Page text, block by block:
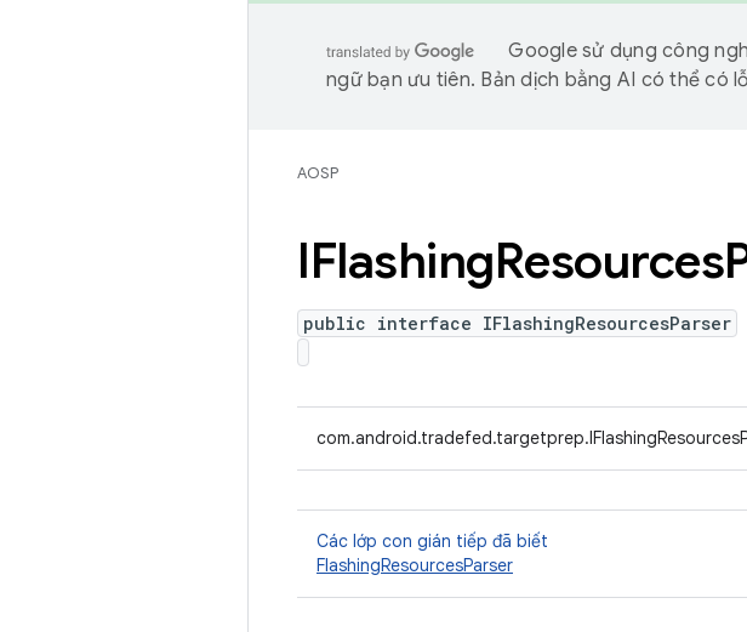
Google sử dụng công
ngữ bạn ưu tiên. Bản dịch bằng AI có thể có
AOSP
IFlashingResources
public interface IFlashingResourcesParser
Các lớp con gián tiếp đã biết
FlashingResourcesParser